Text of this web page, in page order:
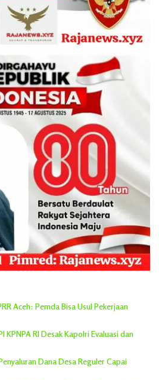
Aceh: Pemda Bisa Usul Pekerjaan
KPNPA RI Desak Kapolri Evaluasi dan
Dana Desa Reguler Capai